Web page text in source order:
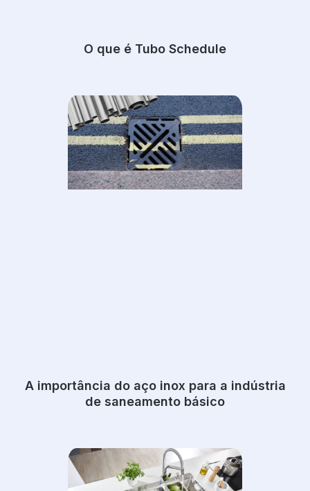
O que é Tubo Schedule
A importância do aço inox para a indústria
de saneamento básico